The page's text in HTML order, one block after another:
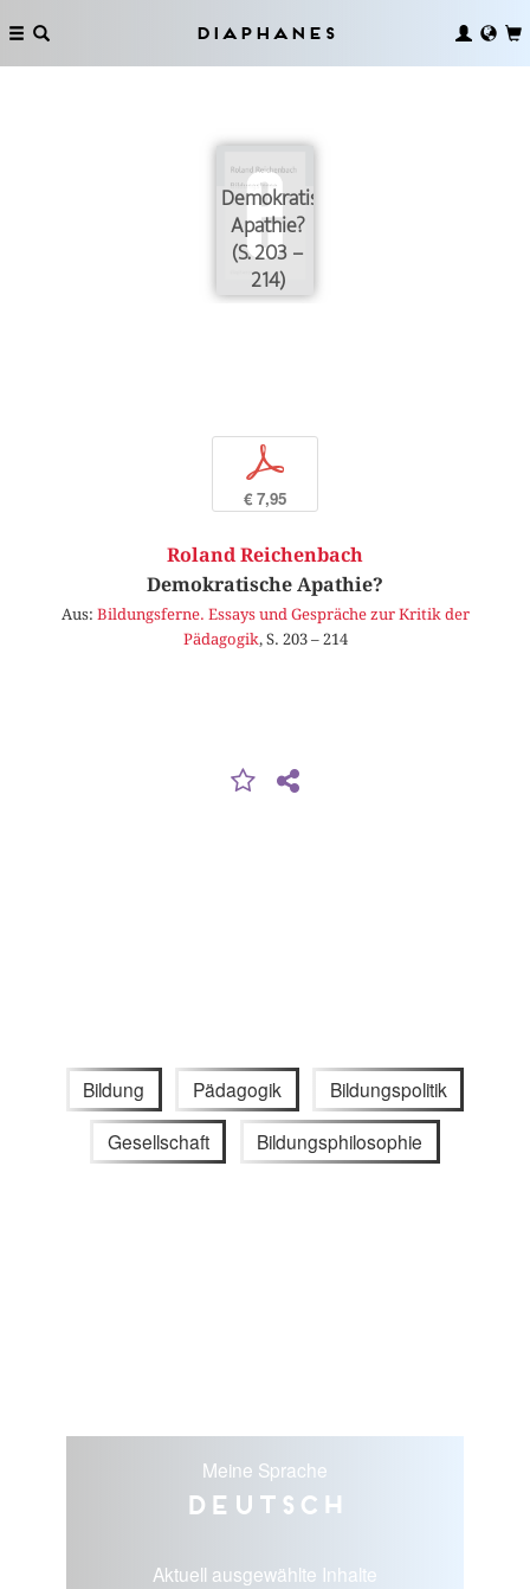
Diaphanes
Demokratische
Apathie?
(S. 203 –
214)
p
€ 7,95
Roland Reichenbach
Demokratische Apathie?
Aus: Bildungsferne. Essays und Gespräche zur Kritik der
Pädagogik, S. 203 – 214
Bildung Pädagogik Bildungspolitik
Gesellschaft Bildungsphilosophie
Meine Sprache
Deutsch
Aktuell ausgewählte Inhalte